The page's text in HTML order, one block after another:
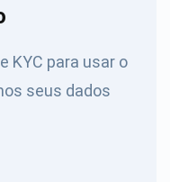
KYC para usar o
seus dados